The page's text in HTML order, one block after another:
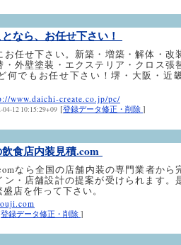
なら、お任せ下さい！
お任せ下さい。新築・増築・解体・改
・外壁塗装・エクステリア・クロス張
何でもお任せ下さい！堺・大阪・近
www.daichi-create.co.jp/pc/
04-12 10:15:29+09 [登録データ修正・削除 ]
食店内装見積.com
なら全国の店舗内装の専門業者から
ン・店舗設計の提案が受けられます。
店を作って下さい。
登録データ修正・削除 ]